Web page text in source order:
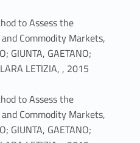
to Assess the
Commodity Markets,
GIUNTA, GAETANO;
LETIZIA, , 2015Link identifier #identifier_person_172528-32
to Assess the
Commodity Markets,
GIUNTA, GAETANO;
Link identifier #identifier_person_118921-33